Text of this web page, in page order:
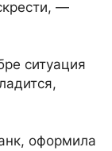
—
ситуация
оформила